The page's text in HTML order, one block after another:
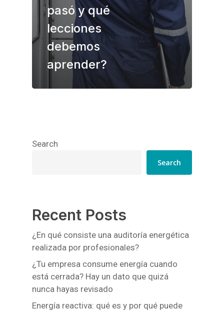
pasó y qué
lecciones
debemos
aprender?
Search
Search
Recent Posts
¿En qué consiste una auditoría energética
realizada por profesionales?
¿Tu empresa consume energía cuando
está cerrada? Hay un dato que quizá
nunca hayas revisado
Energía reactiva: qué es y por qué puede